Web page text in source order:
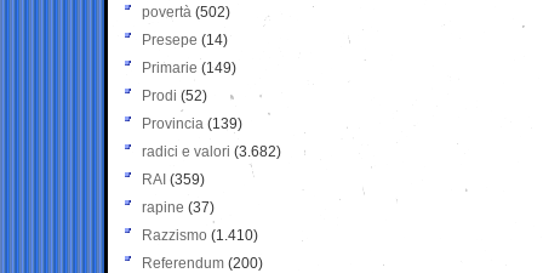
povertà (502)
Presepe (14)
Primarie (149)
Prodi (52)
Provincia (139)
radici e valori (3.682)
RAI (359)
rapine (37)
Razzismo (1.410)
Referendum (200)